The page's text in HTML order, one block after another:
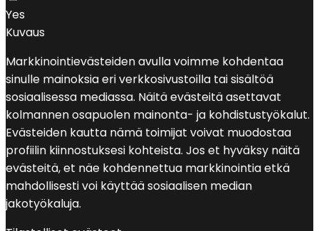
Yes
Kuvaus
Markkinointievästeiden avulla voimme kohdentaa
sinulle mainoksia eri verkkosivustoilla tai sisältöä
sosiaalisessa mediassa. Näitä evästeitä asettavat
kolmannen osapuolen mainonta- ja kohdistustyökalut.
Evästeiden kautta nämä toimijat voivat muodostaa
profiilin kiinnostuksesi kohteista. Jos et hyväksy näitä
evästeitä, et näe kohdennettua markkinointia etkä
mahdollisesti voi käyttää sosiaalisen median
jakotyökaluja.